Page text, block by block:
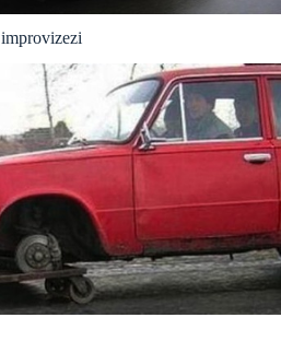
improvizezi